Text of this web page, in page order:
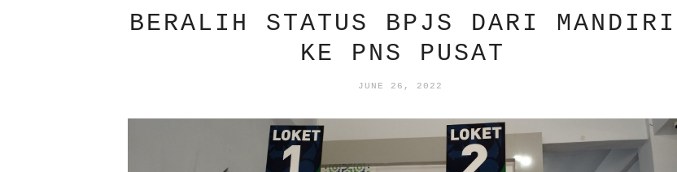
BERALIH STATUS BPJS DARI MANDIRI
KE PNS PUSAT
JUNE 26, 2022